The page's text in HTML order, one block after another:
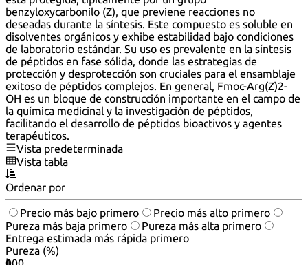
benzyloxycarbonilo (Z), que previene reacciones no
deseadas durante la síntesis. Este compuesto es soluble en
disolventes orgánicos y exhibe estabilidad bajo condiciones
de laboratorio estándar. Su uso es prevalente en la síntesis
de péptidos en fase sólida, donde las estrategias de
protección y desprotección son cruciales para el ensamblaje
exitoso de péptidos complejos. En general, Fmoc-Arg(Z)2-
OH es un bloque de construcción importante en el campo de
la química medicinal y la investigación de péptidos,
facilitando el desarrollo de péptidos bioactivos y agentes
terapéuticos.
Vista predeterminada
Vista tabla
Ordenar por
Precio más bajo primero
Precio más alto primero
Pureza más baja primero
Pureza más alta primero
Entrega estimada más rápida primero
Pureza (%)